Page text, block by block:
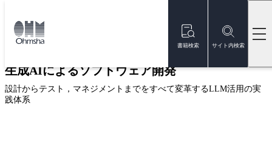
書籍検索 サイト内検索
トップ
生成AIによるソフトウェア開発
設計からテスト，マネジメントまでをすべて変革するLLM活用の実
践体系